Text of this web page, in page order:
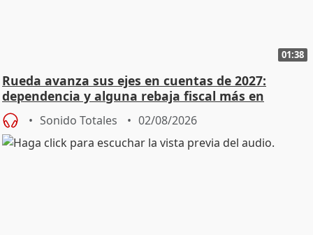
01:38
Rueda avanza sus ejes en cuentas de 2027:
dependencia y alguna rebaja fiscal más en
vivienda
Sonido Totales 02/08/2026